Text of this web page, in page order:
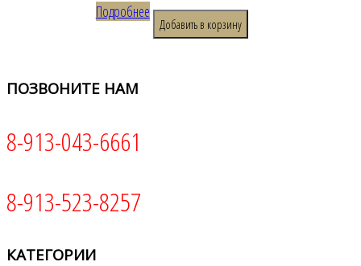
Подробнее
ПОЗВОНИТЕ НАМ
8-913-043-6661
8-913-523-8257
КАТЕГОРИИ